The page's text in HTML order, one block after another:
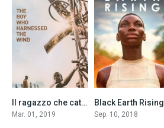
7.6Il ragazzo che catturò il vento (2019)
Mar. 01, 2019
5.8
Black Earth Rising
Sep. 10, 2018